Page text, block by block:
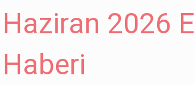
Haziran 2026
Haberi